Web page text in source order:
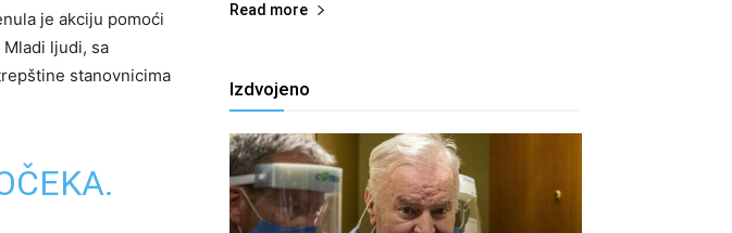
je akciju pomoći
ljudi, sa
stanovnicima
Read more
Izdvojeno